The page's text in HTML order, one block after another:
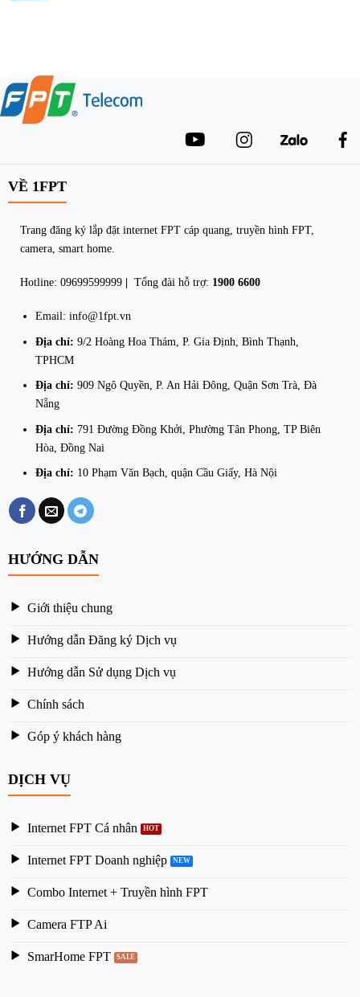
VỀ 1FPT
Trang đăng ký lắp đặt internet FPT cáp quang, truyền hình FPT,
camera, smart home.
Hotline: 09699599999| Tổng đài hỗ trợ: 1900 6600
Email: info@1fpt.vn
Địa chỉ: 9/2 Hoàng Hoa Thám, P. Gia Định, Bình Thạnh,
TPHCM
Địa chỉ: 909 Ngô Quyền, P. An Hải Đông, Quận Sơn Trà, Đà
Nẵng
Địa chỉ: 791 Đường Đồng Khởi, Phường Tân Phong, TP Biên
Hòa, Đồng Nai
Địa chỉ: 10 Phạm Văn Bạch, quận Cầu Giấy, Hà Nội
HƯỚNG DẪN
Giới thiệu chung
Hướng dẫn Đăng ký Dịch vụ
Hướng dẫn Sử dụng Dịch vụ
Chính sách
Góp ý khách hàng
DỊCH VỤ
Internet FPT Cá nhân
Internet FPT Doanh nghiệp
Combo Internet + Truyền hình FPT
Camera FTP Ai
SmarHome FPT